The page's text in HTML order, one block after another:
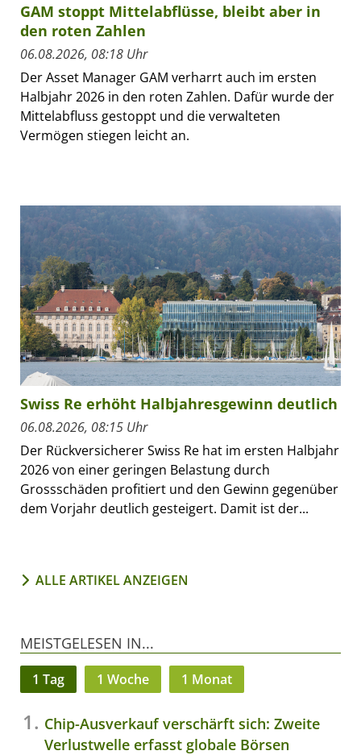
GAM stoppt Mittelabflüsse, bleibt aber in
den roten Zahlen
06.08.2026, 08:18 Uhr
Der Asset Manager GAM verharrt auch im ersten
Halbjahr 2026 in den roten Zahlen. Dafür wurde der
Mittelabfluss gestoppt und die verwalteten
Vermögen stiegen leicht an.
Swiss Re erhöht Halbjahresgewinn deutlich
06.08.2026, 08:15 Uhr
Der Rückversicherer Swiss Re hat im ersten Halbjahr
2026 von einer geringen Belastung durch
Grossschäden profitiert und den Gewinn gegenüber
dem Vorjahr deutlich gesteigert. Damit ist der...
ALLE ARTIKEL ANZEIGEN
MEISTGELESEN IN...
1 Tag 1 Woche 1 Monat
Chip-Ausverkauf verschärft sich: Zweite
Verlustwelle erfasst globale Börsen